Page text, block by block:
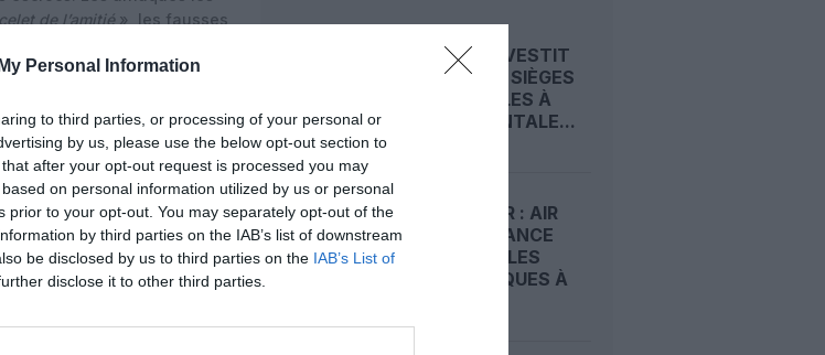
Personal Information
to third parties, or processing of your personal or
by us, please use the below opt-out section to
after your opt-out request is processed you may
on personal information utilized by us or personal
prior to your opt-out. You may separately opt-out of the
by third parties on the IAB’s list of downstream
be disclosed by us to third parties on the IAB’s List of
disclose it to other third parties.
de l’amitié », les fausses
et les manipulations
refléter la perception des
ligne. Egalement, la
volume de touristes
d’ailleurs que la
qui constitue une limite
associée à des vols et
10,7% des
très fréquenté, des piazzas
BEOND INVESTIT
DANS 256 SIÈGES
INCLINABLES À
L’HORIZONTALE...
STOPOVER : AIR
FRANCE LANCE
DES ESCALES
TOURISTIQUES À